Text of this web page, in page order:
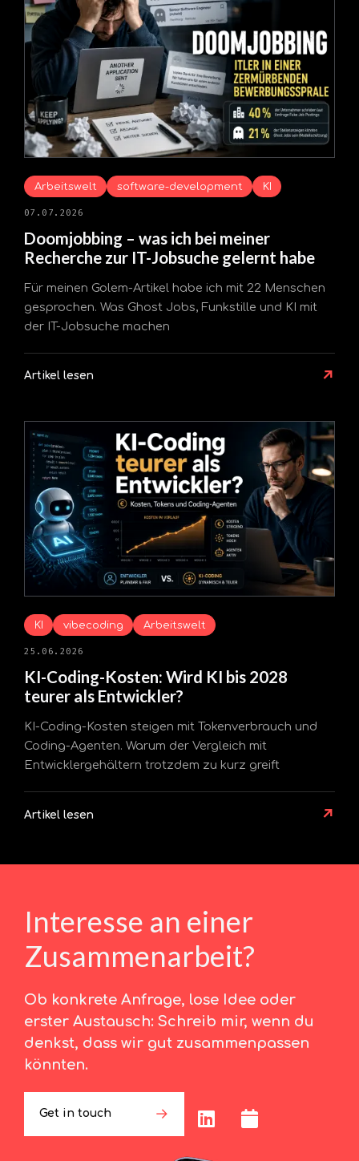
Arbeitswelt software-development KI
07.07.2026
Doomjobbing – was ich bei meiner
Recherche zur IT-Jobsuche gelernt habe
Für meinen Golem-Artikel habe ich mit 22 Menschen
gesprochen. Was Ghost Jobs, Funkstille und KI mit
der IT-Jobsuche machen
Artikel lesen ↗
KI vibecoding Arbeitswelt
25.06.2026
KI-Coding-Kosten: Wird KI bis 2028
teurer als Entwickler?
KI-Coding-Kosten steigen mit Tokenverbrauch und
Coding-Agenten. Warum der Vergleich mit
Entwicklergehältern trotzdem zu kurz greift
Artikel lesen ↗
Interesse an einer
Zusammenarbeit?
Ob konkrete Anfrage, lose Idee oder
erster Austausch: Schreib mir, wenn du
denkst, dass wir gut zusammenpassen
könnten.
Get in touch